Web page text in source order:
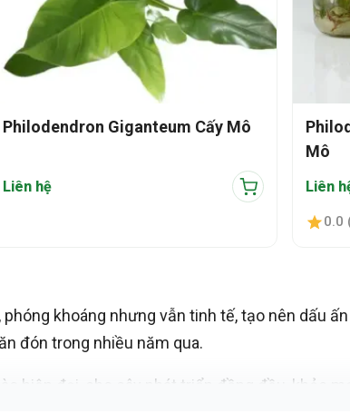
Philodendron Giganteum Cấy Mô
Liên hệ
Mô
Liên
0.0
khoáng nhưng vẫn tinh tế, tạo nên dấu
đón trong nhiều năm qua.
hiện đại, cho cây phát triển đồng đều, khỏe